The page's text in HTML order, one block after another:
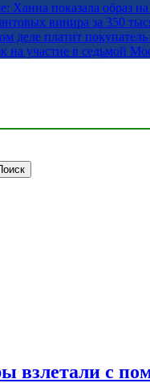
Ханна показала образ
винира за 350
деле платит
на участие в седьмой
взлетали с